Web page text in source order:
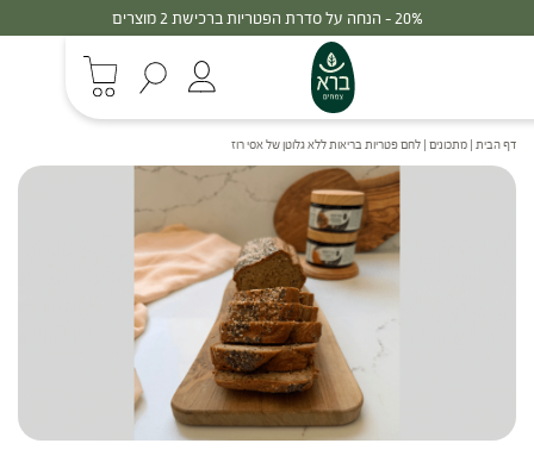
30% - הנחה על סדרת הפטריות ברכישת 3 מוצרים
דף הבית | מתכונים | לחם פטריות בריאות ללא גלוטן של אסי רוז